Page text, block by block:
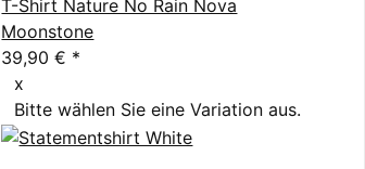
T-Shirt Nature No Rain Nova
Moonstone
39,90 € *
x
Bitte wählen Sie eine Variation aus.